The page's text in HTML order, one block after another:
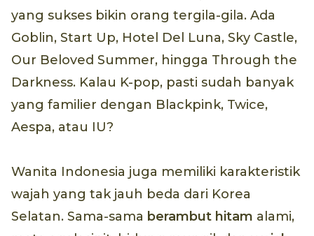
yang sukses bikin orang tergila-gila. Ada
Goblin, Start Up, Hotel Del Luna, Sky Castle,
Our Beloved Summer, hingga Through the
Darkness. Kalau K-pop, pasti sudah banyak
yang familier dengan Blackpink, Twice,
Aespa, atau IU?
Wanita Indonesia juga memiliki karakteristik
wajah yang tak jauh beda dari Korea
Selatan. Sama-sama berambut hitam alami,